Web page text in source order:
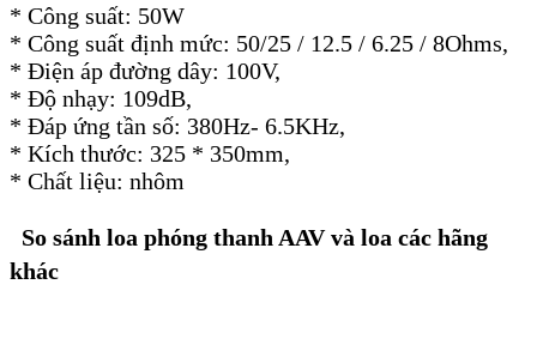
* Công suất: 50W
* Công suất định mức: 50/25 / 12.5 / 6.25 / 8Ohms,
* Điện áp đường dây: 100V,
* Độ nhạy: 109dB,
* Đáp ứng tần số: 380Hz- 6.5KHz,
* Kích thước: 325 * 350mm,
* Chất liệu: nhôm
So sánh loa phóng thanh AAV và loa các hãng
khác